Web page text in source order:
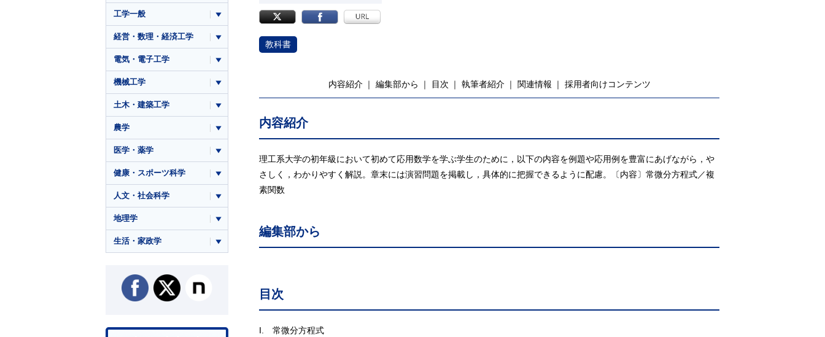
教科書
内容紹介 編集部から 目次 執筆者紹介 関連情報 採用者向けコンテンツ
内容紹介
理工系大学の初年級において初めて応用数学を学ぶ学生のために，以下の内容を例題や応用例を豊富にあげながら，や
さしく，わかりやすく解説。章末には演習問題を掲載し，具体的に把握できるように配慮。〔内容〕常微分方程式／複
素関数
編集部から
目次
I. 常微分方程式
工学一般
経営・数理・経済工学
電気・電子工学
機械工学
土木・建築工学
農学
医学・薬学
健康・スポーツ科学
人文・社会科学
地理学
生活・家政学